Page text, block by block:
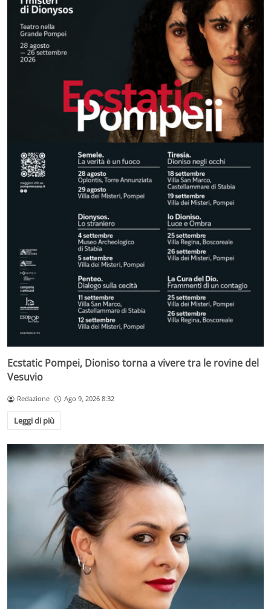
Ecstatic Pompei, Dioniso torna a vivere tra le rovine del
Vesuvio
Redazione Ago 9, 2026 8:32
Leggi di più